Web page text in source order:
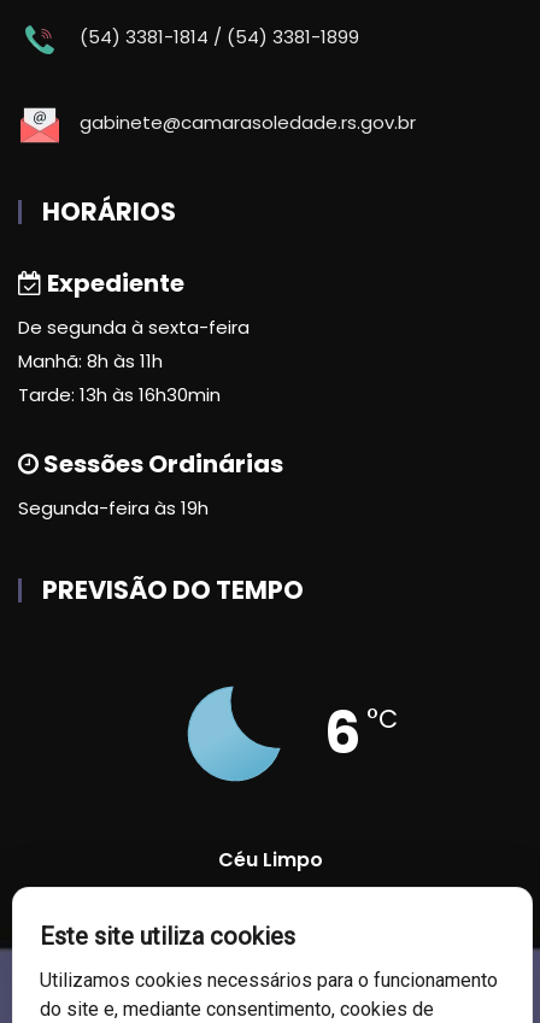
(54) 3381-1814 / (54) 3381-1899
gabinete@camarasoledade.rs.gov.br
HORÁRIOS
Expediente
De segunda à sexta-feira
Manhã: 8h às 11h
Tarde: 13h às 16h30min
Sessões Ordinárias
Segunda-feira às 19h
PREVISÃO DO TEMPO
6 °C
Céu Limpo
94 % 1017 mb
Este site utiliza cookies
Utilizamos cookies necessários para o funcionamento
do site e, mediante consentimento, cookies de